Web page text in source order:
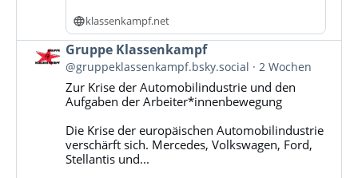
klassenkampf.net
Beitrag
von
Gruppe
Klassenkampf
Bluesky
ansehen
Gruppe Klassenkampf
@gruppeklassenkampf.bsky.social 2 Wochen
Zur Krise der Automobilindustrie und den
Aufgaben der Arbeiter*innenbewegung
Die Krise der europäischen Automobilindustrie
verschärft sich. Mercedes, Volkswagen, Ford,
Stellantis und...